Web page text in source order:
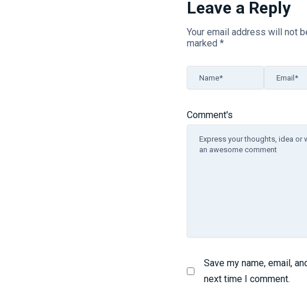
Leave a Reply
Your email address will not
marked *
Comment's
Name* Email*
Save my name, email,
next time I comment.